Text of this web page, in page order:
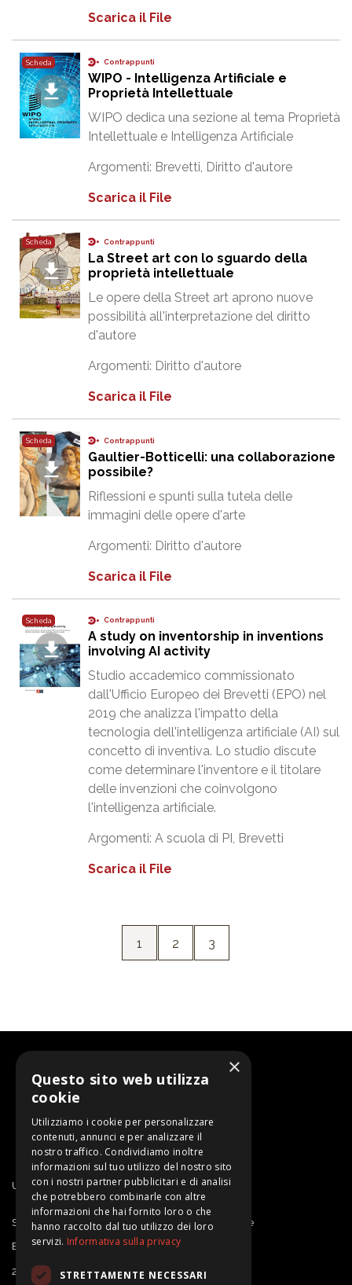
Scarica il File
Scheda Contrappunti
WIPO - Intelligenza Artificiale e
Proprietà Intellettuale
WIPO dedica una sezione al tema Proprietà
Intellettuale e Intelligenza Artificiale
Argomenti: Brevetti, Diritto d'autore
Scarica il File
Scheda Contrappunti
La Street art con lo sguardo della
proprietà intellettuale
Le opere della Street art aprono nuove
possibilità all'interpretazione del diritto
d'autore
Argomenti: Diritto d'autore
Scarica il File
Scheda Contrappunti
Gaultier-Botticelli: una collaborazione
possibile?
Riflessioni e spunti sulla tutela delle
immagini delle opere d'arte
Argomenti: Diritto d'autore
Scarica il File
Scheda Contrappunti
A study on inventorship in inventions
involving AI activity
Studio accademico commissionato
dall'Ufficio Europeo dei Brevetti (EPO) nel
2019 che analizza l'impatto della
tecnologia dell'intelligenza artificiale (AI) sul
concetto di inventiva. Lo studio discute
come determinare l'inventore e il titolare
delle invenzioni che coinvolgono
l'intelligenza artificiale.
Argomenti: A scuola di PI , Brevetti
Scarica il File
1 2 3
Un progetto di SARDEGNA RICERCHE
Sardegna Ricerche | Sportello Proprietà Intellettuale
E-mail: ipdesk@sardegnaricerche.it
2025 Sardegna Ricerche
×
Questo sito web utilizza
cookie
Utilizziamo i cookie per personalizzare
contenuti, annunci e per analizzare il
nostro traffico. Condividiamo inoltre
informazioni sul tuo utilizzo del nostro sito
con i nostri partner pubblicitari e di analisi
che potrebbero combinarle con altre
informazioni che hai fornito loro o che
hanno raccolto dal tuo utilizzo dei loro
servizi. Informativa sulla privacy
STRETTAMENTE NECESSARI